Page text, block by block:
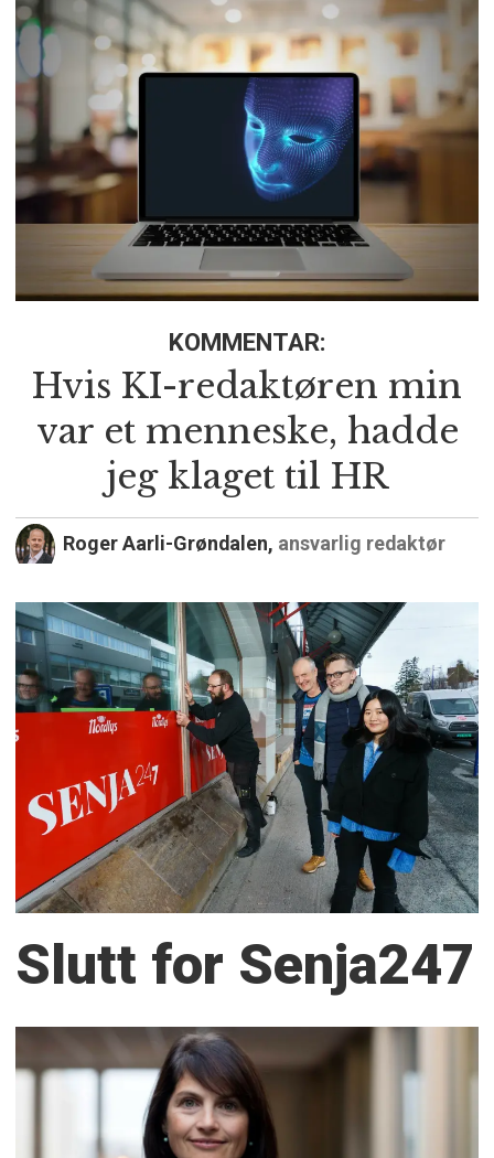
KOMMENTAR:
Hvis KI-redaktøren min
var et menneske, hadde
jeg klaget til HR
Roger Aarli-Grøndalen, ansvarlig redaktør
Slutt for Senja247